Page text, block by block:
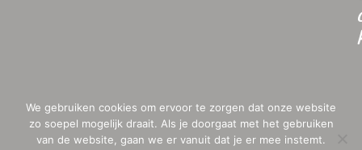
We gebruiken cookies om ervoor te zorgen dat onze website
zo soepel mogelijk draait. Als je doorgaat met het gebruiken
van de website, gaan we er vanuit dat je er mee instemt.